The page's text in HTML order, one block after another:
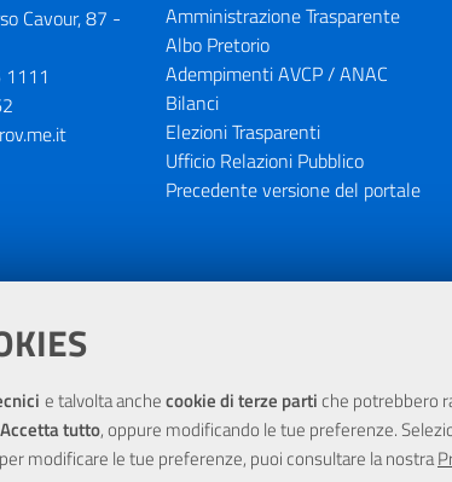
e talvolta anchecookie di terze partiche potrebbero
Accetta tutto, oppure modificando le tue preferenze.
modificare le tue preferenze, puoi consultare la nostra
Cavour, 87 -
Amministrazione Trasparente
Albo Pretorio
Adempimenti AVCP / ANAC
Bilanci
Elezioni Trasparenti
Ufficio Relazioni Pubblico
Precedente versione del portale
con la partecipazione finanziaria